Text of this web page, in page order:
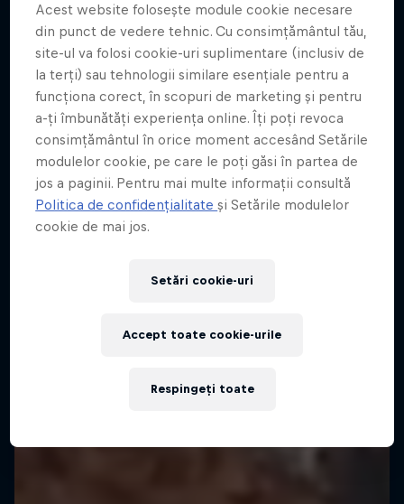
Acest website folosește module cookie necesare
din punct de vedere tehnic. Cu consimțământul tău,
site-ul va folosi cookie-uri suplimentare (inclusiv de
la terți) sau tehnologii similare esențiale pentru a
funcționa corect, în scopuri de marketing și pentru
a-ți îmbunătăți experiența online. Îți poți revoca
consimțământul în orice moment accesând Setările
modulelor cookie, pe care le poți găsi în partea de
jos a paginii. Pentru mai multe informații consultă
Politica de confidențialitateși Setările modulelor
cookie de mai jos.
Setări cookie-uri
Respingeți toate
Accept toate cookie-urile